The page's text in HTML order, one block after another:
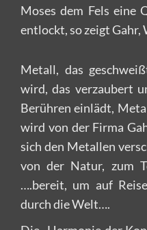
Moses dem Fels eine
entlockt, so zeigt Gahr,
Metall, das
wird, das verzaubert
Berühren einlädt,
wird von der Firma
sich den Metallen
von der Natur, zum
….bereit, um auf
durch die Welt….